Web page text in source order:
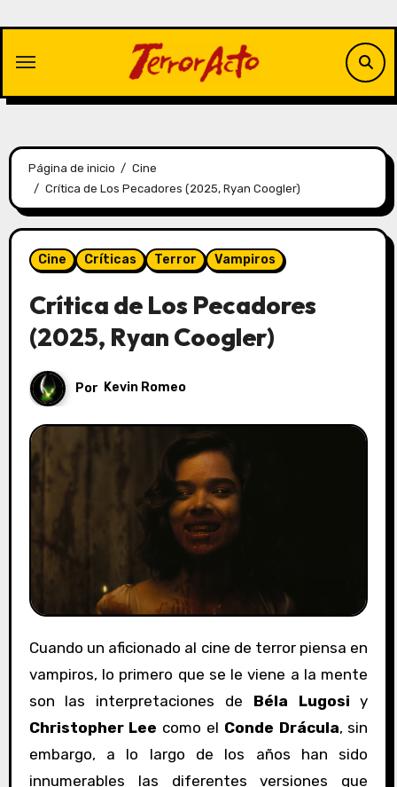
contenido
Página de inicio
Cine
Crítica de Los Pecadores (2025, Ryan Coogler)
Cine Críticas Terror Vampiros
Crítica de Los Pecadores
(2025, Ryan Coogler)
Por Kevin Romeo
Cuando un aficionado al cine de terror piensa en
vampiros, lo primero que se le viene a la mente
son las interpretaciones de Béla Lugosi y
Christopher Lee como el Conde Drácula, sin
embargo, a lo largo de los años han sido
innumerables las diferentes versiones que